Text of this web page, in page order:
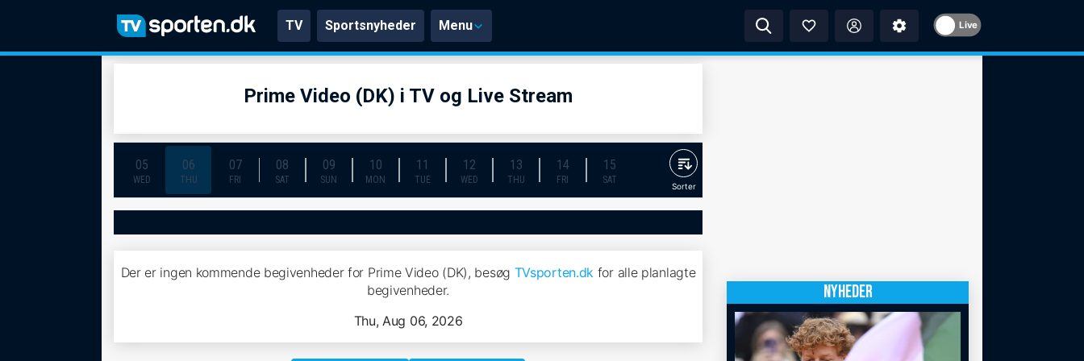
TV Sportsnyheder Menu Live
Prime Video (DK) i TV og Live Stream
05
WED
06
THU
07
FRI
08
SAT
09
SUN
10
MON
11
TUE
12
WED
13
THU
14
FRI
15
SAT
Sorter
Der er ingen kommende begivenheder for Prime Video (DK), besøg TVsporten.dk for alle planlagte
begivenheder.
Thu, Aug 06, 2026
NYHEDER